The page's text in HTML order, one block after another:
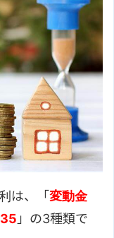
は、「 変動金
」の3種類で